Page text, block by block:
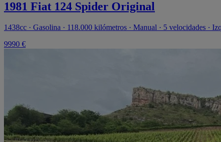
1981 Fiat 124 Spider Original
1438cc · Gasolina · 118.000 kilómetros · Manual · 5 velocidades ·
9990 €